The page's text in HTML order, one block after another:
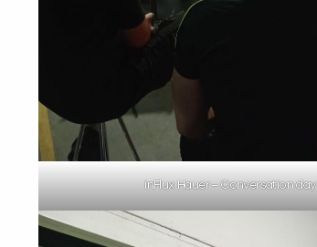
inFlux Hauer – Conversation day